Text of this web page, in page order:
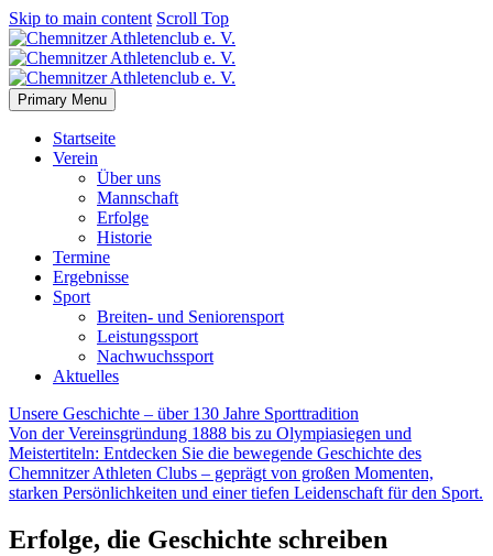
Skip to main content Scroll Top
Primary Menu
Startseite
Verein
Über uns
Mannschaft
Erfolge
Historie
Termine
Ergebnisse
Sport
Breiten- und Seniorensport
Leistungssport
Nachwuchssport
Aktuelles
Unsere Geschichte – über 130 Jahre Sporttradition
Von der Vereinsgründung 1888 bis zu Olympiasiegen und
Meistertiteln: Entdecken Sie die bewegende Geschichte des
Chemnitzer Athleten Clubs – geprägt von großen Momenten,
starken Persönlichkeiten und einer tiefen Leidenschaft für den Sport.
Erfolge, die Geschichte schreiben